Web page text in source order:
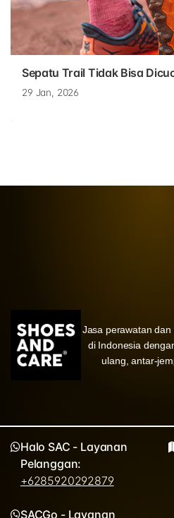
Sepatu Trail Tidak Bisa
29 Jan, 2026
Jasa perawatan
di Indonesia
ulang, antar-
Halo SAC - Layanan
Pelanggan:
+6285920292879
SACGo - Layanan